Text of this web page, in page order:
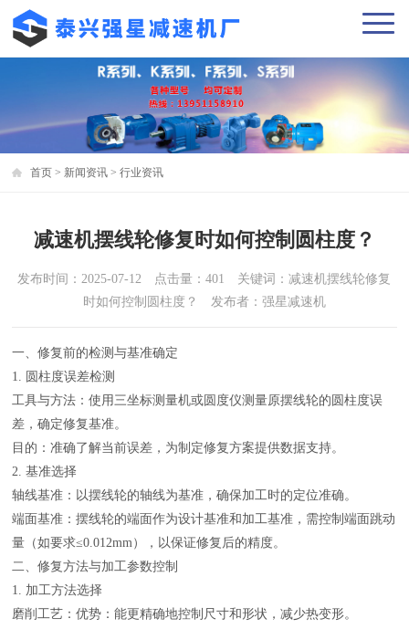
首页 > 新闻资讯 >行业资讯
减速机摆线轮修复时如何控制圆柱度？
发布时间：2025-07-12 点击量：401 关键词：减速机摆线轮修复
时如何控制圆柱度？ 发布者：强星减速机
一、修复前的检测与基准确定
1. 圆柱度误差检测
工具与方法：使用三坐标测量机或圆度仪测量原摆线轮的圆柱度误
差，确定修复基准。
目的：准确了解当前误差，为制定修复方案提供数据支持。
2. 基准选择
轴线基准：以摆线轮的轴线为基准，确保加工时的定位准确。
端面基准：摆线轮的端面作为设计基准和加工基准，需控制端面跳动
量（如要求≤0.012mm），以保证修复后的精度。
二、修复方法与加工参数控制
1. 加工方法选择
磨削工艺：优势：能更精确地控制尺寸和形状，减少热变形。